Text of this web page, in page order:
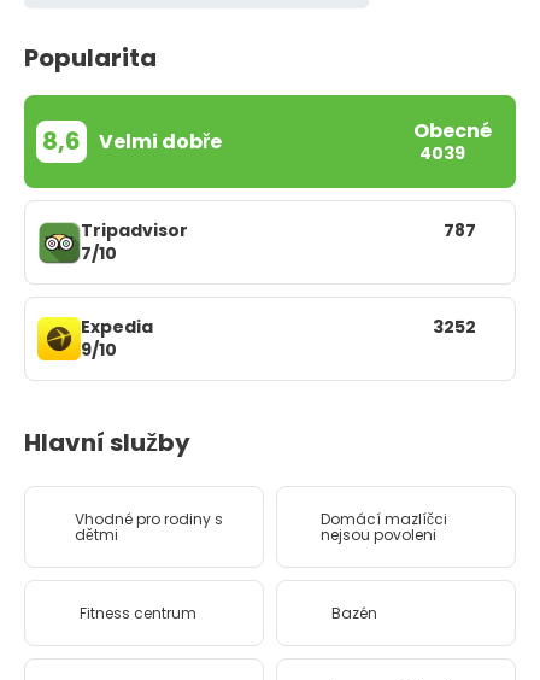
Popularita
8,6 Velmi dobře Obecné
4039
Tripadvisor
7/10
787
Expedia
9/10
3252
Hlavní služby
Vhodné pro rodiny s
dětmi
Domácí mazlíčci
nejsou povoleni
Fitness centrum Bazén